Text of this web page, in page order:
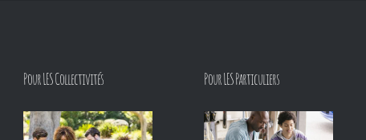
Pour LES Collectivités Pour LES Particuliers